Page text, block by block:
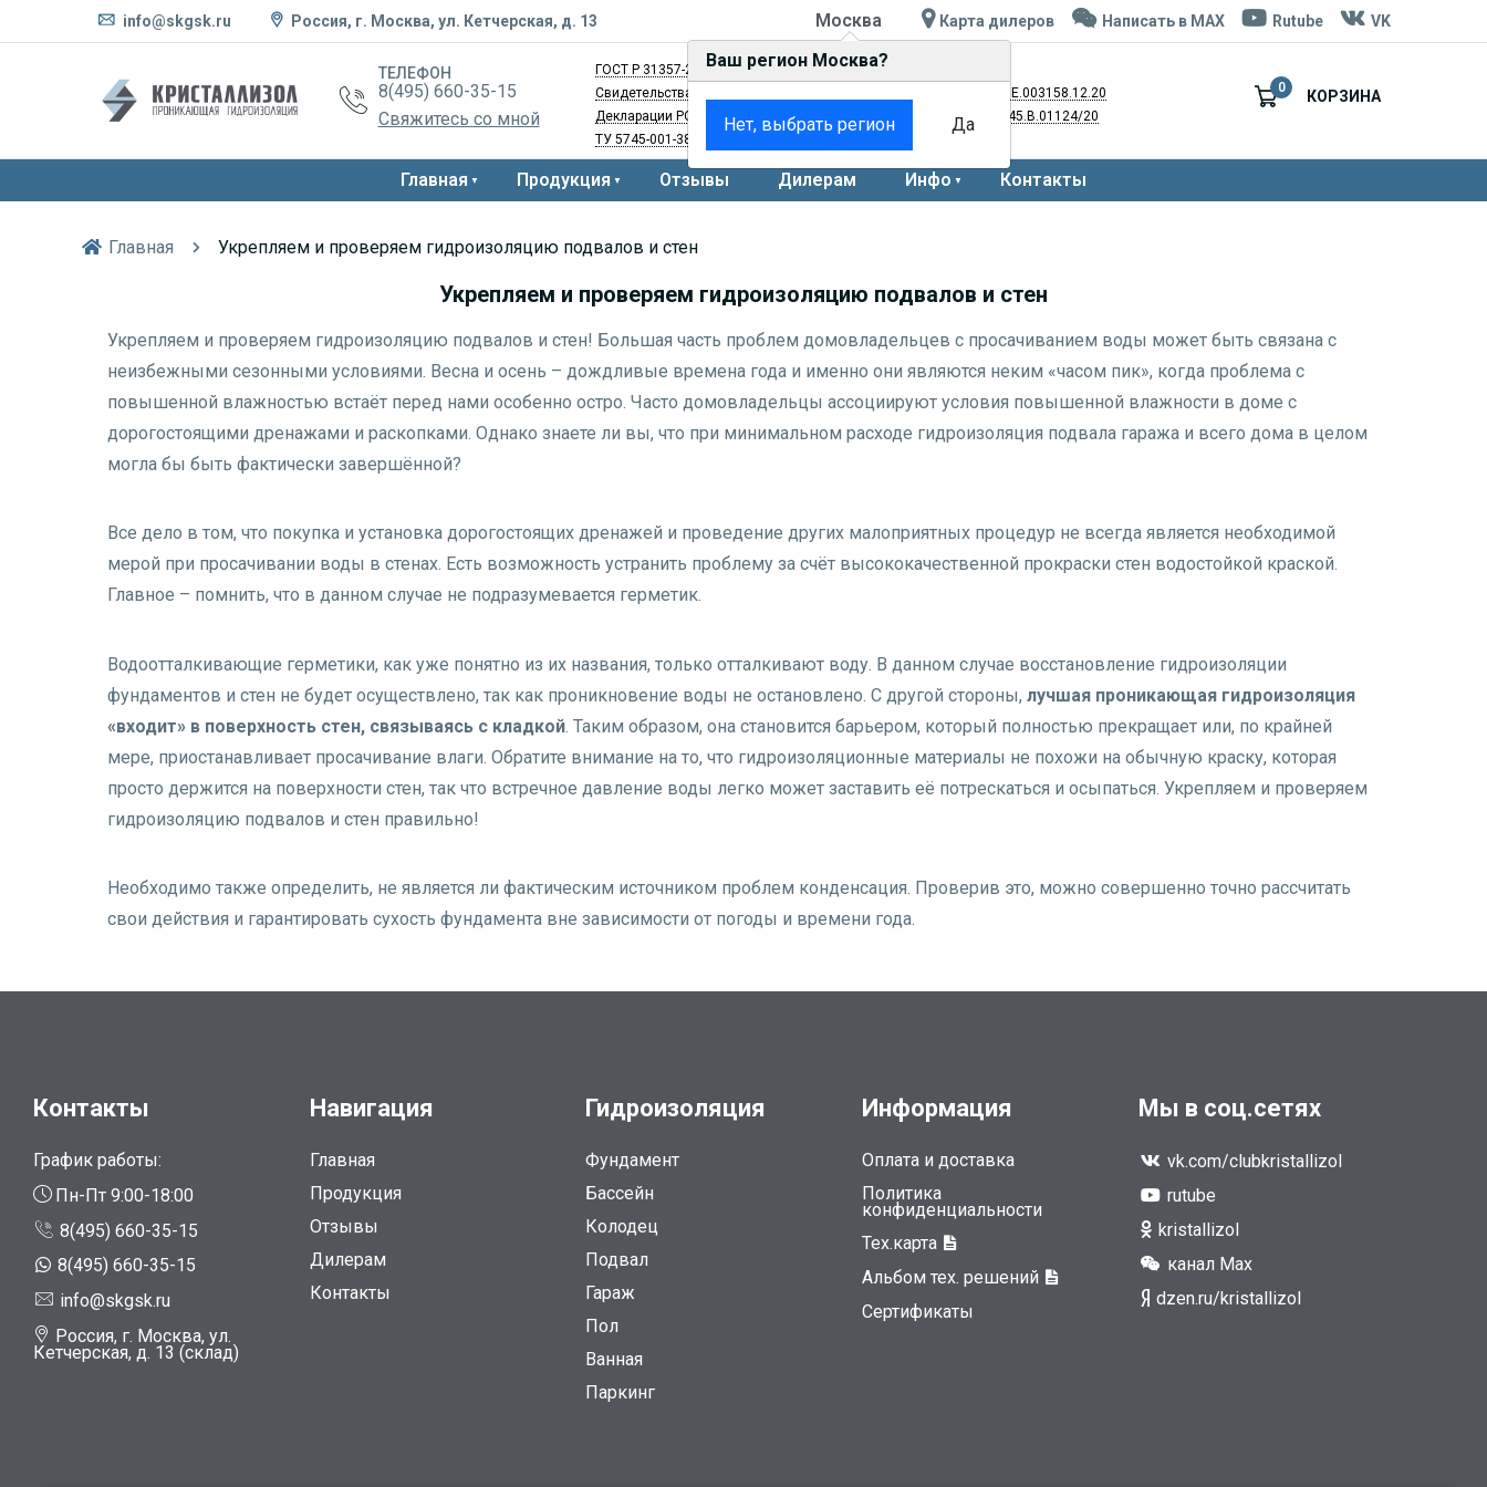
info@skgsk.ru Россия, г. Москва, ул. Кетчерская, д. 13 Москва Карта дилеров Написать в MAX Rutube VK
ТЕЛЕФОН
8(495) 660-35-15
Свяжитесь со мной
ГОСТ Р 31357-2007иГОСТ Р 56703-2015
Свидетельства
RU.77.01.34.008.Е.003158.12.20
Декларации РОСС RU Д-RU.АЖ40.В.01022/20
РОСС RU Д-RU.НА45.В.01124/20
ТУ 5745-001-38213907-11
0 КОРЗИНА
Главная Продукция Отзывы Дилерам Инфо Контакты
Главная Укрепляем и проверяем гидроизоляцию подвалов и стен
Укрепляем и проверяем гидроизоляцию подвалов и стен
Укрепляем и проверяем гидроизоляцию подвалов и стен! Большая часть проблем домовладельцев с просачиванием воды может быть связана с
неизбежными сезонными условиями. Весна и осень – дождливые времена года и именно они являются неким «часом пик», когда проблема с
повышенной влажностью встаёт перед нами особенно остро. Часто домовладельцы ассоциируют условия повышенной влажности в доме с
дорогостоящими дренажами и раскопками. Однако знаете ли вы, что при минимальном расходе гидроизоляция подвала гаража и всего дома в целом
могла бы быть фактически завершённой?
Все дело в том, что покупка и установка дорогостоящих дренажей и проведение других малоприятных процедур не всегда является необходимой
мерой при просачивании воды в стенах. Есть возможность устранить проблему за счёт высококачественной прокраски стен водостойкой краской.
Главное – помнить, что в данном случае не подразумевается герметик.
Водоотталкивающие герметики, как уже понятно из их названия, только отталкивают воду. В данном случае восстановление гидроизоляции
фундаментов и стен не будет осуществлено, так как проникновение воды не остановлено. С другой стороны, лучшая проникающая гидроизоляция
«входит» в поверхность стен, связываясь с кладкой . Таким образом, она становится барьером, который полностью прекращает или, по крайней
мере, приостанавливает просачивание влаги. Обратите внимание на то, что гидроизоляционные материалы не похожи на обычную краску, которая
просто держится на поверхности стен, так что встречное давление воды легко может заставить её потрескаться и осыпаться. Укрепляем и проверяем
гидроизоляцию подвалов и стен правильно!
Необходимо также определить, не является ли фактическим источником проблем конденсация. Проверив это, можно совершенно точно рассчитать
свои действия и гарантировать сухость фундамента вне зависимости от погоды и времени года.
Контакты
График работы:
Пн-Пт 9:00-18:00
8(495) 660-35-15
8(495) 660-35-15
info@skgsk.ru
Россия, г. Москва, ул.
Кетчерская, д. 13 (склад)
Навигация
Главная
Продукция
Отзывы
Дилерам
Контакты
Гидроизоляция
Фундамент
Бассейн
Колодец
Подвал
Гараж
Пол
Ванная
Паркинг
Информация
Оплата и доставка
Политика
конфиденциальности
Тех.карта
Альбом тех. решений
Сертификаты
Мы в соц.сетях
vk.com/clubkristallizol
rutube
kristallizol
канал Max
dzen.ru/kristallizol
Ваш регион Москва?
Нет, выбрать регион Да